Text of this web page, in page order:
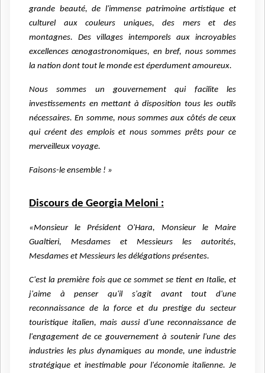
grande beauté, de l'immense patrimoine artistique et
culturel aux couleurs uniques, des mers et des
montagnes. Des villages intemporels aux incroyables
excellences œnogastronomiques, en bref, nous sommes
la nation dont tout le monde est éperdument amoureux.
Nous sommes un gouvernement qui facilite les
investissements en mettant à disposition tous les outils
nécessaires. En somme, nous sommes aux côtés de ceux
qui créent des emplois et nous sommes prêts pour ce
merveilleux voyage.
Faisons-le ensemble ! »
Discours de Georgia Meloni :
«Monsieur le Président O'Hara, Monsieur le Maire
Gualtieri, Mesdames et Messieurs les autorités,
Mesdames et Messieurs les délégations présentes.
C'est la première fois que ce sommet se tient en Italie, et
j'aime à penser qu'il s'agit avant tout d'une
reconnaissance de la force et du prestige du secteur
touristique italien, mais aussi d'une reconnaissance de
l'engagement de ce gouvernement à soutenir l'une des
industries les plus dynamiques au monde, une industrie
stratégique et inestimable pour l'économie italienne. Je